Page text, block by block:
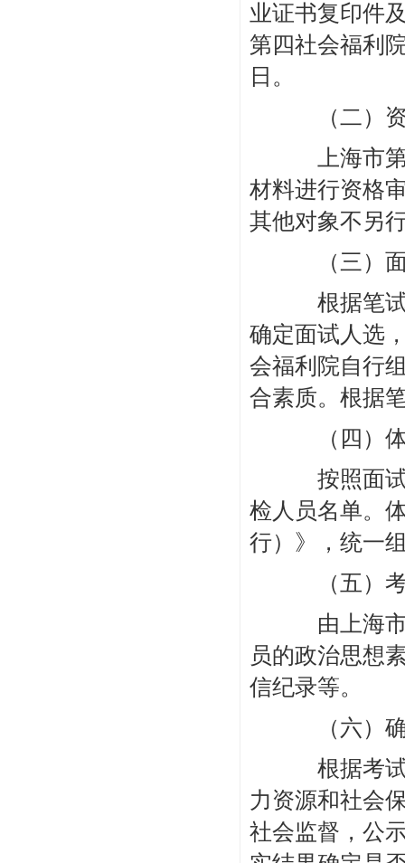
业证书复印件
第四社会福利
日。
（二）资
上海市第
材料进行资格
其他对象不另
（三）
根据笔试
确定面试人选
会福利院自行
合素质。根据
（四）
按照面试
检人员名单。
行）》，统一
（五）
由上海市
员的政治思想
信纪录等。
（六）确
根据考试
力资源和社会
社会监督，公